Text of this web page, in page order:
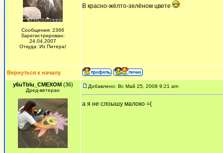
Сообщения: 2366
Зарегистрирован:
24.04.2007
Откуда: Из Питера!
В красно-жёлто-зелёном цвете
Вернуться к началу
y6uTbIu_CMEXOM(36)
Дред-ветеран
Добавлено: Вс Май 25, 2008 9:21 am
а я не слоышу малоко =(